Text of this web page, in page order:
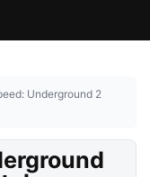
Underground 2